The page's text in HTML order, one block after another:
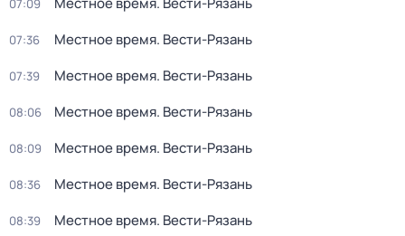
07:09
07:36 Местное время. Вести-Рязань
07:39 Местное время. Вести-Рязань
08:06 Местное время. Вести-Рязань
08:09 Местное время. Вести-Рязань
08:36 Местное время. Вести-Рязань
08:39 Местное время. Вести-Рязань